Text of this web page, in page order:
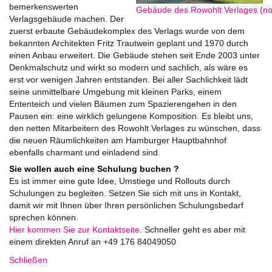
Gebäude des Rowohlt Verlages
bemerkenswerten
Verlagsgebäude machen. Der
zuerst erbaute Gebäudekomplex des Verlags wurde von dem
bekannten Architekten Fritz Trautwein geplant und 1970 durch
einen Anbau erweitert. Die Gebäude stehen seit Ende 2003 unter
Denkmalschutz und wirkt so modern und sachlich, als wäre es
erst vor wenigen Jahren entstanden. Bei aller Sachlichkeit lädt
seine unmittelbare Umgebung mit kleinen Parks, einem
Ententeich und vielen Bäumen zum Spazierengehen in den
Pausen ein: eine wirklich gelungene Komposition. Es bleibt uns,
den netten Mitarbeitern des Rowohlt Verlages zu wünschen, dass
die neuen Räumlichkeiten am Hamburger Hauptbahnhof
ebenfalls charmant und einladend sind.
Sie wollen auch eine Schulung buchen ?
Es ist immer eine gute Idee, Umstiege und Rollouts durch
Schulungen zu begleiten. Setzen Sie sich mit uns in Kontakt,
damit wir mit Ihnen über Ihren persönlichen Schulungsbedarf
sprechen können.
Hier kommen Sie zur Kontaktseite . Schneller geht es aber mit
einem direkten Anruf an +49 176 84049050
Schließen